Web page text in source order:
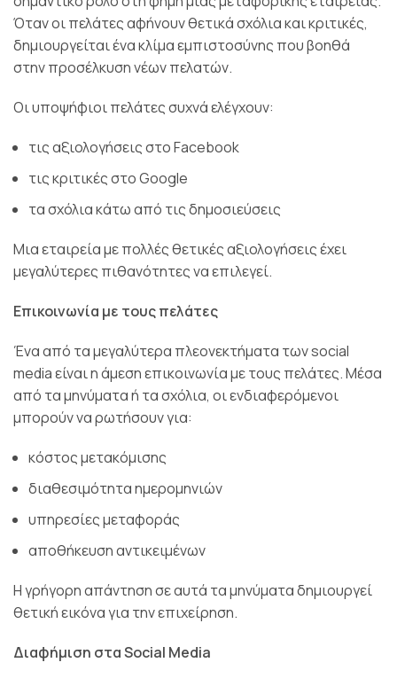
Όταν οι πελάτες αφήνουν θετικά σχόλια και κριτικές,
δημιουργείται ένα κλίμα εμπιστοσύνης που βοηθά
στην προσέλκυση νέων πελατών.
Οι υποψήφιοι πελάτες συχνά ελέγχουν:
τις αξιολογήσεις στο Facebook
τις κριτικές στο Google
τα σχόλια κάτω από τις δημοσιεύσεις
Μια εταιρεία με πολλές θετικές αξιολογήσεις έχει
μεγαλύτερες πιθανότητες να επιλεγεί.
Επικοινωνία με τους πελάτες
Ένα από τα μεγαλύτερα πλεονεκτήματα των social
media είναι η άμεση επικοινωνία με τους πελάτες. Μέσα
από τα μηνύματα ή τα σχόλια, οι ενδιαφερόμενοι
μπορούν να ρωτήσουν για:
κόστος μετακόμισης
διαθεσιμότητα ημερομηνιών
υπηρεσίες μεταφοράς
αποθήκευση αντικειμένων
Η γρήγορη απάντηση σε αυτά τα μηνύματα δημιουργεί
θετική εικόνα για την επιχείρηση.
Διαφήμιση στα Social Media